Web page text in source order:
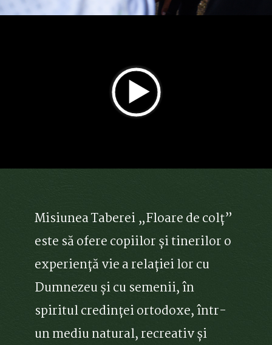
Misiunea Taberei „Floare de colț”
este să ofere copiilor și tinerilor o
experiență vie a relației lor cu
Dumnezeu și cu semenii, în
spiritul credinței ortodoxe, într-
un mediu natural, recreativ și